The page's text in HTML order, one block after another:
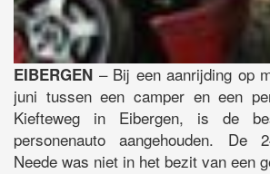
EIBERGEN – Bij een aanrijding op
juni tussen een camper en een
Kiefteweg in Eibergen, is de
personenauto aangehouden. De
Neede was niet in het bezit van een